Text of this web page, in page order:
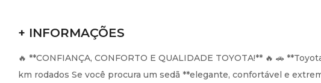
+ INFORMAÇÕES
🔥 **CONFIANÇA, CONFORTO E QUALIDADE TOYOTA!** 🔥 🚗
km rodados Se você procura um sedã **elegante, confortável e